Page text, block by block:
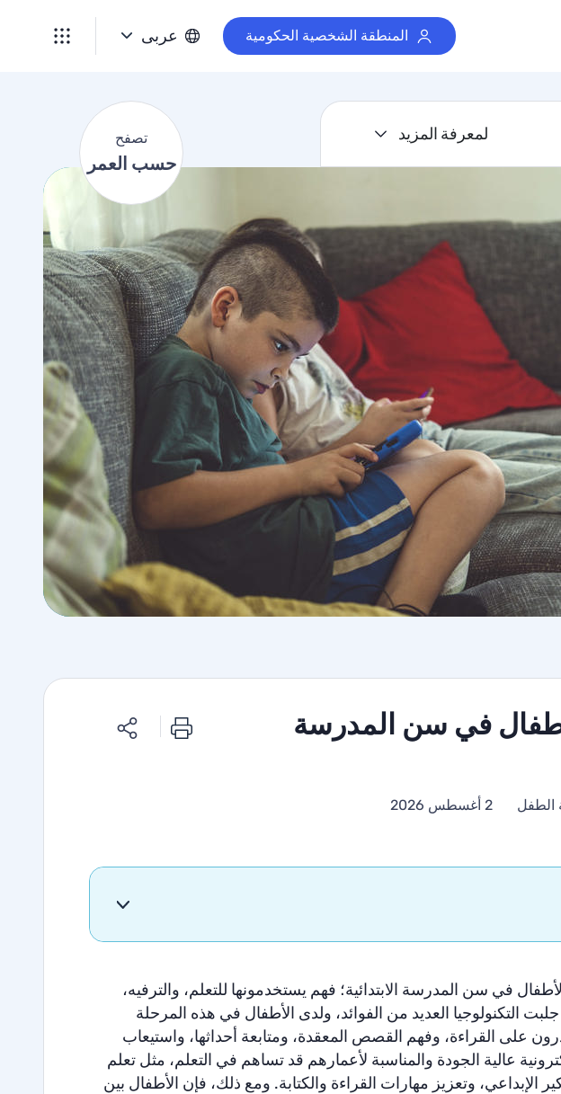
المنطقة الشخصية الحكومية عربى
لمعرفة المزيد تصفح
حسب العمر
ص
ف
ع
م
ر
في سن المدرسة
الطفل
2 أغسطس 2026
في سن المدرسة الابتدائية؛ فهم يستخدمونها للتعلم، والترفيه،
التكنولوجيا العديد من الفوائد، ولدى الأطفال في هذه المرحلة
على القراءة، وفهم القصص المعقدة، ومتابعة أحداثها، واستيعاب
عالية الجودة والمناسبة لأعمارهم قد تساهم في التعلم، مثل تعلم
الإبداعي، وتعزيز مهارات القراءة والكتابة. ومع ذلك، فإن الأطفال بين